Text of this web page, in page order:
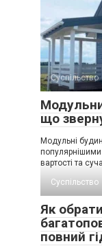
Суспільство
що
Модульні
вартості та
Суспільство
Як
повний